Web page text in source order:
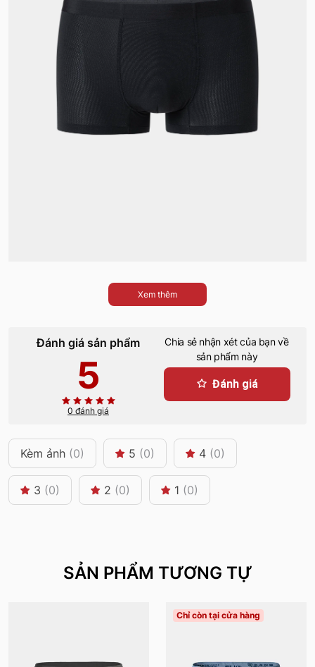
Xem thêm
Đánh giá sản phẩm
5
0 đánh giá
Chia sẻ nhận xét của bạn về
sản phẩm này
Đánh giá
Kèm ảnh (0) 5 (0) 4 (0)
3 (0) 2 (0) 1 (0)
SẢN PHẨM TƯƠNG TỰ
Chỉ còn tại cửa hàng